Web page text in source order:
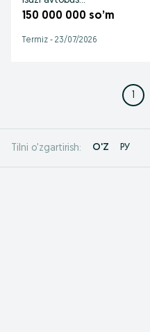
150 000 000 so’m
Termiz - 23/07/2026
1
Tilni o'zgartirish: O'Z РУ